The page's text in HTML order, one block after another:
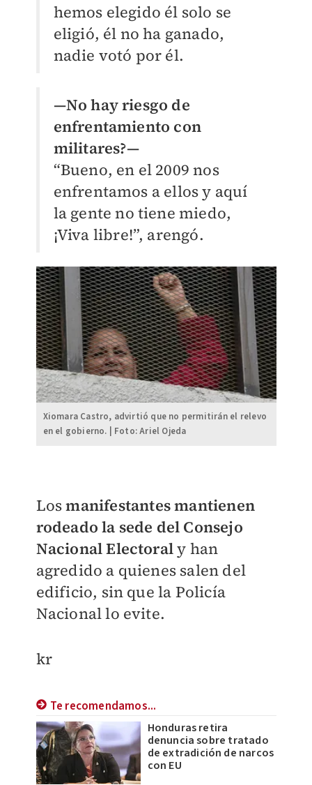
hemos elegido él solo se
eligió, él no ha ganado,
nadie votó por él.
—No hay riesgo de
enfrentamiento con
militares?—
“Bueno, en el 2009 nos
enfrentamos a ellos y aquí
la gente no tiene miedo,
¡Viva libre!”, arengó.
Xiomara Castro, advirtió que no permitirán el relevo
en el gobierno. | Foto: Ariel Ojeda
Losmanifestantes mantienen
rodeado la sede del Consejo
Nacional Electoraly han
agredido a quienes salen del
edificio, sin que la Policía
Nacional lo evite.
kr
Te recomendamos...
Honduras retira
denuncia sobre tratado
de extradición de narcos
con EU